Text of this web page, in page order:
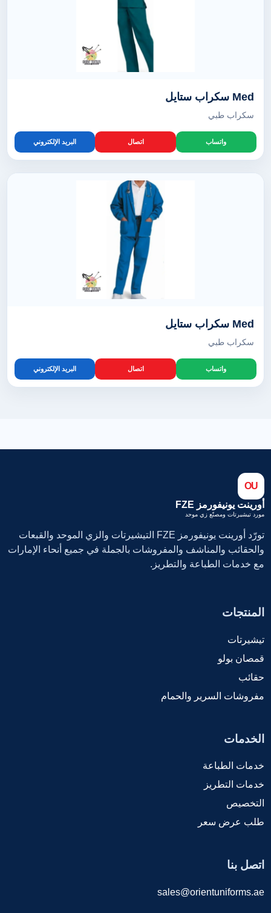
Med سكراب ستايل
سكراب طبي
واتساب اتصال البريد الإلكتروني
Med سكراب ستايل
سكراب طبي
واتساب اتصال البريد الإلكتروني
OU
أورينت يونيفورمز FZE
مورد تيشيرتات ومصنّع زي موحد
تورّد أورينت يونيفورمز FZE التيشيرتات والزي الموحد والقبعات
والحقائب والمناشف والمفروشات بالجملة في جميع أنحاء الإمارات
مع خدمات الطباعة والتطريز.
المنتجات
تيشيرتات
قمصان بولو
حقائب
مفروشات السرير والحمام
الخدمات
خدمات الطباعة
خدمات التطريز
التخصيص
طلب عرض سعر
اتصل بنا
sales@orientuniforms.ae